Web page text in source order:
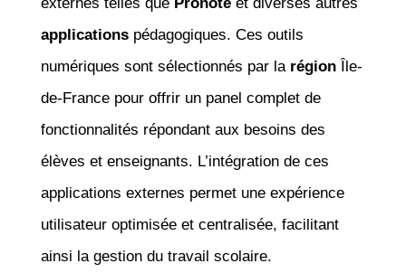
applicationspédagogiques. Ces outils
numériques sont sélectionnés par la régionÎle-
de-France pour offrir un panel complet de
fonctionnalités répondant aux besoins des
élèves et enseignants. L’intégration de ces
applications externes permet une expérience
utilisateur optimisée et centralisée, facilitant
ainsi la gestion du travail scolaire.